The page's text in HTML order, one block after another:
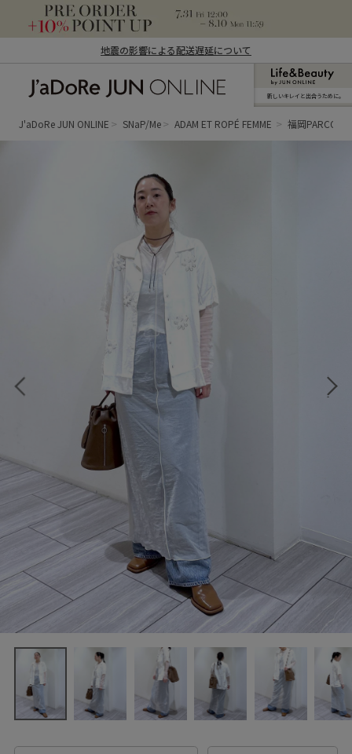
地震の影響による配送遅延について
ン オンライン）
新しいキレイと出合うために。
J'aDoRe JUN ONLINE SNaP/Me ADAM ET ROPÉ FEMME 福岡PARCO